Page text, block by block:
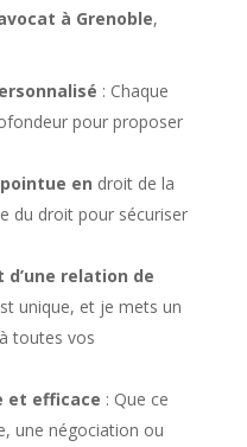
à Grenoble,
: Chaque
pour proposer
en droit de la
du droit pour sécuriser
relation de
unique, et je mets un
toutes vos
et efficace : Que ce
une négociation ou